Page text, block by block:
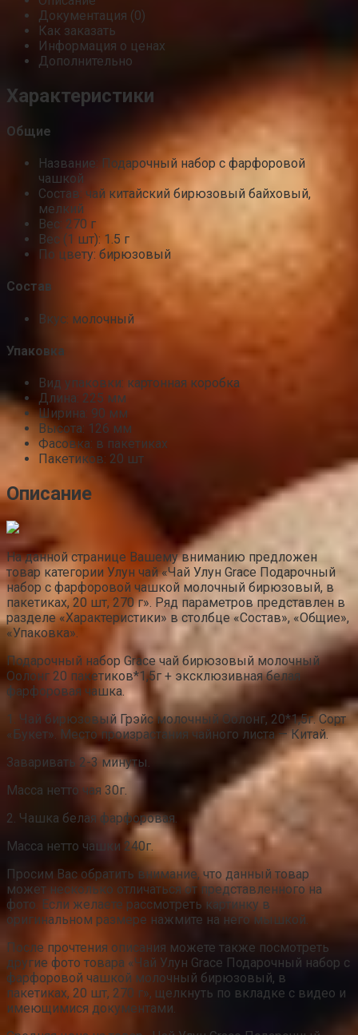
Документация (0)
Как заказать
Информация о ценах
Дополнительно
Характеристики
Общие
Название: Подарочный набор с фарфоровой
чашкой
Состав: чай китайский бирюзовый байховый,
мелкий
Вес: 270 г
Вес (1 шт): 1.5 г
По цвету: бирюзовый
Состав
Вкус: молочный
Упаковка
Вид упаковки: картонная коробка
Длина: 225 мм
Ширина: 90 мм
Высота: 126 мм
Фасовка: в пакетиках
Пакетиков: 20 шт
Описание
На данной странице Вашему вниманию предложен
товар категории Улун чай «Чай Улун Grace Подарочный
набор с фарфоровой чашкой молочный бирюзовый, в
пакетиках, 20 шт, 270 г». Ряд параметров представлен в
разделе «Характеристики» в столбце «Состав», «Общие»,
«Упаковка».
Подарочный набор Grace чай бирюзовый молочный
Оолонг 20 пакетиков*1,5г + эксклюзивная белая
фарфоровая чашка.
1. Чай бирюзовый Грэйс молочный Оолонг, 20*1,5г. Сорт
«Букет». Место произрастания чайного листа — Китай.
Заваривать 2-3 минуты.
Масса нетто чая 30г.
2. Чашка белая фарфоровая.
Масса нетто чашки 240г.
Просим Вас обратить внимание, что данный товар
может несколько отличаться от представленного на
фото. Если желаете рассмотреть картинку в
оригинальном размере нажмите на него мышкой.
После прочтения описания можете также посмотреть
другие фото товара «Чай Улун Grace Подарочный набор с
фарфоровой чашкой молочный бирюзовый, в
пакетиках, 20 шт, 270 г», щелкнуть по вкладке с видео и
имеющимися документами.